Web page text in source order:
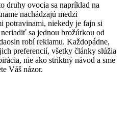
druhy ovocia sa napríklad na
nachádzajú medzi
potravinami, niekedy je fajn si
sa jednou brožúrkou od
robí reklamu. Každopádne,
preferencií, všetky články slúžia
nie ako striktný návod a sme
Váš názor.